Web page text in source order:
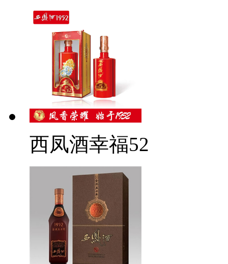
西凤酒幸福52